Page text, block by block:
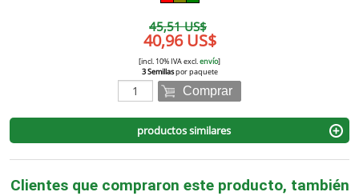
45,51 US$
40,96 US$
[incl. 10% IVA excl.envío]
3 Semillaspor paquete
Comprar
productos similares
Clientes que compraron este producto, también